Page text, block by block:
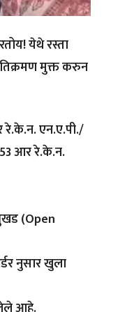
येथे रस्ता
मुक्त करुन
रे.के.न. एन.ए.पी./
आर रे.के.न.
(Open
नुसार खुला